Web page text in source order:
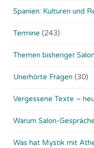
Spanien: Kulturen und
Termine (243)
Themen bisheriger
Unerhörte Fragen (30)
Vergessene Texte –
Warum Salon-
Was hat Mystik mit